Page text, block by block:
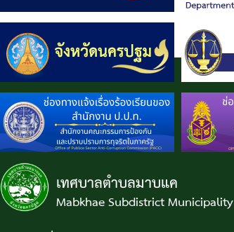
เทศบาลตำบลมาบแค
Mabkhae Subdistrict Municipality